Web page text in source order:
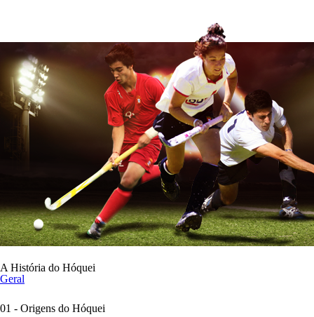
A História do Hóquei
Geral
01 - Origens do Hóquei